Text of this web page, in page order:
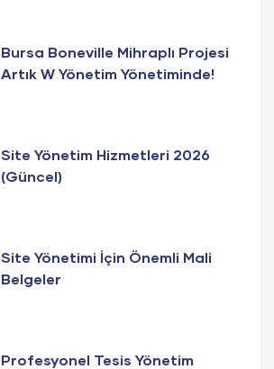
Bursa Boneville Mihraplı Projesi
Artık W Yönetim Yönetiminde!
Site Yönetim Hizmetleri 2026
(Güncel)
Site Yönetimi İçin Önemli Mali
Belgeler
Profesyonel Tesis Yönetim